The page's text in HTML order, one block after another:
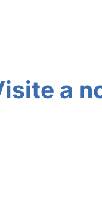
a